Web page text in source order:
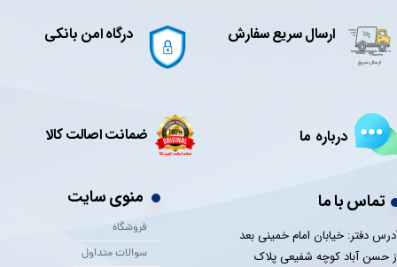
ارسال سریع سفارش
منوی سایت
فروشگاه
سوالات متداول
تماس با ما
دفتر: خیابان امام خمینی بعد
حسن آباد کوچه شفیعی پلاک
درگاه امن بانکی
درباره ما ضمانت اصالت کالا